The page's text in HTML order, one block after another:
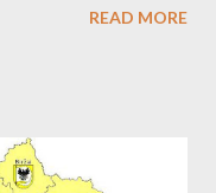
draustinis.
READ MORE